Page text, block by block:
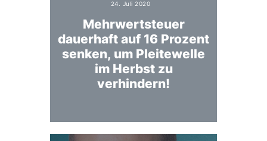
24. Juli 2020
Mehrwertsteuer
dauerhaft auf 16 Prozent
senken, um Pleitewelle
im Herbst zu
verhindern!